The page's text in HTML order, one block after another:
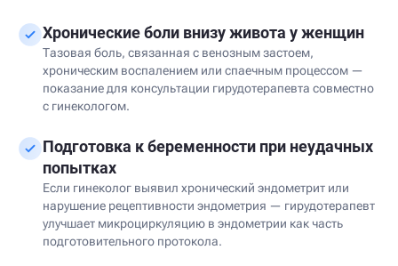
Хронические боли внизу живота у женщин
Тазовая боль, связанная с венозным застоем,
хроническим воспалением или спаечным процессом —
показание для консультации гирудотерапевта совместно
с гинекологом.
Подготовка к беременности при неудачных
попытках
Если гинеколог выявил хронический эндометрит или
нарушение рецептивности эндометрия — гирудотерапевт
улучшает микроциркуляцию в эндометрии как часть
подготовительного протокола.